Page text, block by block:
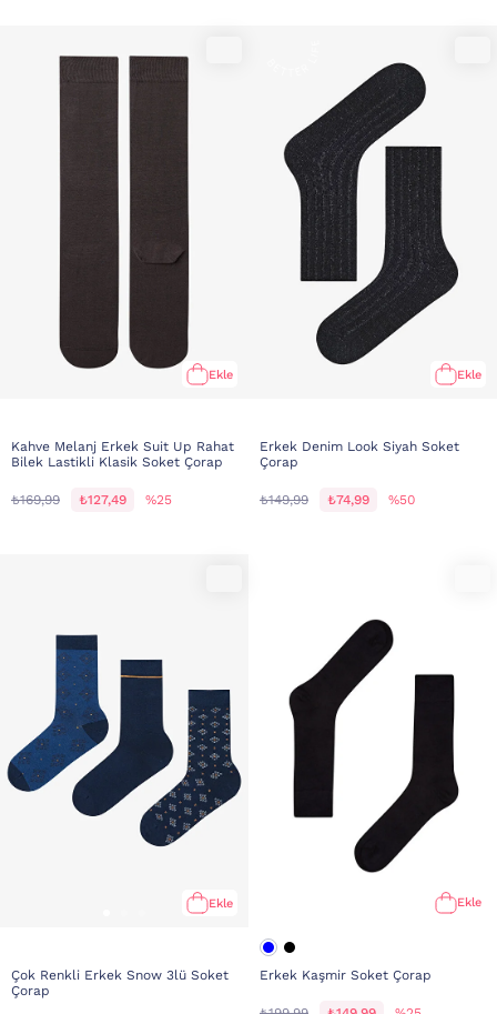
Ekle
Kahve Melanj Erkek Suit Up Rahat
Bilek Lastikli Klasik Soket Çorap
₺169,99 ₺127,49 %25
Ekle
Erkek Denim Look Siyah Soket
Çorap
₺149,99 ₺74,99 %50
Ekle
Çok Renkli Erkek Snow 3lü Soket
Çorap
Ekle
Erkek Kaşmir Soket Çorap